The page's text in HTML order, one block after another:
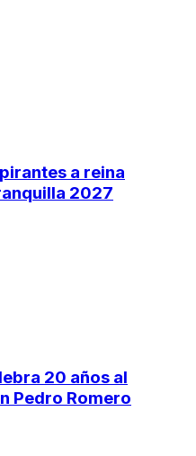
a reina
2027
20 años al
Pedro Romero